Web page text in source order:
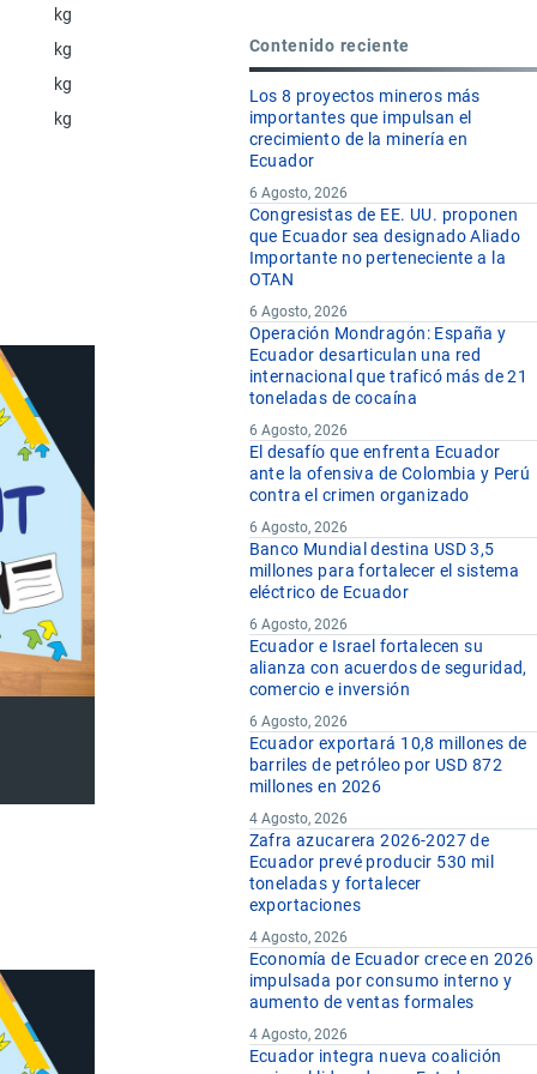
kg
kg
kg
kg
Contenido reciente
Los 8 proyectos mineros más
importantes que impulsan el
crecimiento de la minería en
Ecuador
6 Agosto, 2026
Congresistas de EE. UU. proponen
que Ecuador sea designado Aliado
Importante no perteneciente a la
OTAN
6 Agosto, 2026
Operación Mondragón: España y
Ecuador desarticulan una red
internacional que traficó más de 21
toneladas de cocaína
6 Agosto, 2026
El desafío que enfrenta Ecuador
ante la ofensiva de Colombia y Perú
contra el crimen organizado
6 Agosto, 2026
Banco Mundial destina USD 3,5
millones para fortalecer el sistema
eléctrico de Ecuador
6 Agosto, 2026
Ecuador e Israel fortalecen su
alianza con acuerdos de seguridad,
comercio e inversión
6 Agosto, 2026
Ecuador exportará 10,8 millones de
barriles de petróleo por USD 872
millones en 2026
4 Agosto, 2026
Zafra azucarera 2026-2027 de
Ecuador prevé producir 530 mil
toneladas y fortalecer
exportaciones
4 Agosto, 2026
Economía de Ecuador crece en 2026
impulsada por consumo interno y
aumento de ventas formales
4 Agosto, 2026
Ecuador integra nueva coalición